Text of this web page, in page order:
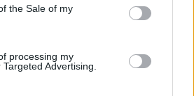
the Sale of my
processing my
Advertising.
Cancer du sein : des
cellules métastatiques